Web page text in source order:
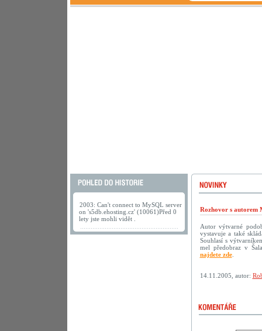
2003: Can't connect to MySQL server
on 's5db.ehosting.cz' (10061)Před 0
lety jste mohli vidět .
Rozhovor s autorem
Autor výtvarné
vystavuje a také
Souhlasí s
mel předobraz v
najdete zde.
14.11.2005, autor: